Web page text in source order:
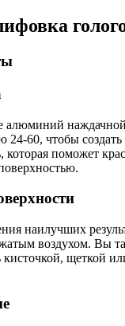
алюминий
24-60, чтобы
которая поможет
наилучших
воздухом. Вы
кисточкой, щеткой